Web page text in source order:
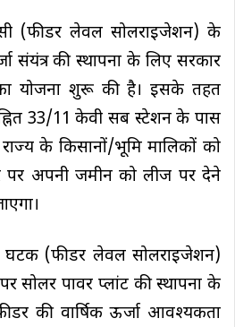
(फीडर लेवल सोलराइजेशन) के
संयंत्र की स्थापना के लिए सरकार
योजना शुरू की है। इसके तहत
33/11 केवी सब स्टेशन के पास
के किसानों/भूमि मालिकों को
पर अपनी जमीन को लीज पर देने
(फीडर लेवल सोलराइजेशन)
सोलर पावर प्लांट की स्थापना के
की वार्षिक ऊर्जा आवश्यकता